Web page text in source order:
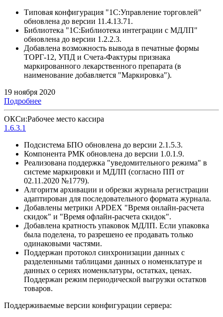
Типовая конфигурация "1С:Управление торговлей"
обновлена до версии 11.4.13.71.
Библиотека "1С:Библиотека интеграции с МДЛП"
обновлена до версии 1.2.2.3.
Добавлена возможность вывода в печатные формы
ТОРГ-12, УПД и Счета-Фактуры признака
маркированного лекарственного препарата (в
наименование добавляется "Маркировка").
19 ноября 2020
Подробнее
ОКСи:Рабочее место кассира
1.6.3.1
Подсистема БПО обновлена до версии 2.1.5.3.
Компонента РМК обновлена до версии 1.0.1.9.
Реализована поддержка "уведомительного режима" в
системе маркировки и МДЛП (согласно ПП от
02.11.2020 №1779).
Алгоритм архивации и обрезки журнала регистрации
адаптирован для последовательного формата журнала.
Добавлены метрики APDEX "Время онлайн-расчета
скидок" и "Время офлайн-расчета скидок".
Добавлена кратность упаковок МДЛП. Если упаковка
была поделена, то разрешено ее продавать только
одинаковыми частями.
Поддержан протокол синхронизации данных с
разделенными таблицами данных о номенклатуре и
данных о сериях номенклатуры, остатках, ценах.
Поддержан режим периодической выгрузки остатков
товаров.
Поддерживаемые версии конфигурации сервера: